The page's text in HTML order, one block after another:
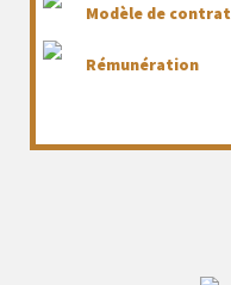
Modèle de contrat
Rémunération